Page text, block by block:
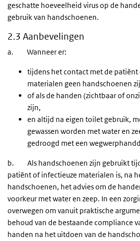
geschatte hoeveelheid virus op de
gebruik van handschoenen.
2.3 Aanbevelingen
a. Wanneer er:
tijdens het contact met de patiënt
materialen geen handschoenen
of als de handen (zichtbaar of
zijn,
en altijd na eigen toilet gebruik,
gewassen worden met water en
gedroogd met een
b. Als handschoenen zijn gebruikt
patiënt of infectieuze materialen is, na
handschoenen, het advies om de
voorkeur met water en zeep. In een
overwegen om vanuit praktische
behoud van de bestaande compliance
handen na het uitdoen van de